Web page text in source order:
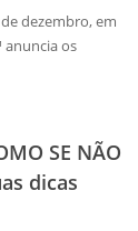
dezembro, em
anuncia os
SE NÃO
dicas